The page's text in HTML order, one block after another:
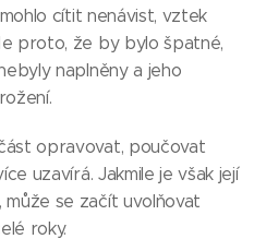
cítit nenávist, vztek
proto, že by bylo špatné,
naplněny a jeho
opravovat, poučovat
uzavírá. Jakmile je však její
může se začít uvolňovat
roky.